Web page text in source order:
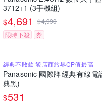
3712+1 (3手機組)
$4,691 $4,990
限時下殺
券
經典不敗款 飯店商旅界CP值最高
Panasonic 國際牌經典有線電
典黑)
$531